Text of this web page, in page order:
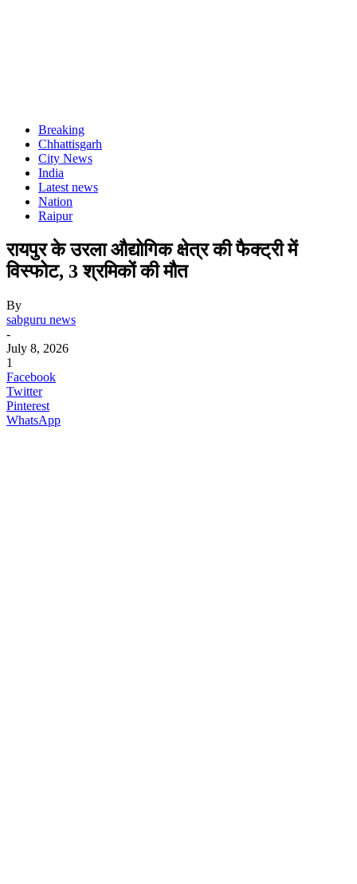
Breaking
Chhattisgarh
City News
India
Latest news
Nation
Raipur
रायपुर के उरला औद्योगिक क्षेत्र की फैक्ट्री में
विस्फोट, 3 श्रमिकों की मौत
By
sabguru news
-
July 8, 2026
1
Facebook
Twitter
Pinterest
WhatsApp